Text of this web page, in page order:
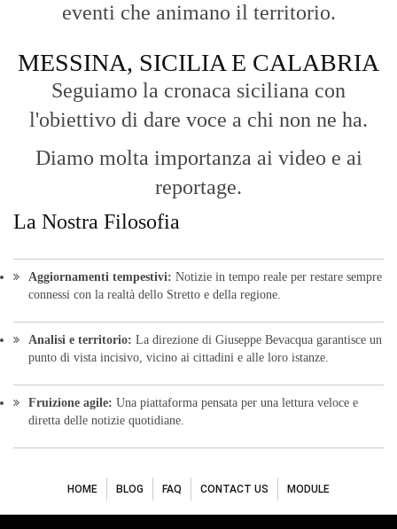
eventi che animano il territorio.
MESSINA, SICILIA E CALABRIA
Seguiamo la cronaca siciliana con
l'obiettivo di dare voce a chi non ne ha.
Diamo molta importanza ai video e ai
reportage.
La Nostra Filosofia
Aggiornamenti tempestivi: Notizie in tempo reale per restare sempre
connessi con la realtà dello Stretto e della regione.
Analisi e territorio: La direzione di Giuseppe Bevacqua garantisce un
punto di vista incisivo, vicino ai cittadini e alle loro istanze.
Fruizione agile: Una piattaforma pensata per una lettura veloce e
diretta delle notizie quotidiane.
HOME BLOG FAQ CONTACT US MODULE